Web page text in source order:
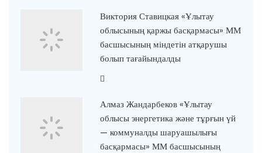
Виктория Ставицкая «Ұлытау
облысының қаржы басқармасы» ММ
басшысының міндетін атқарушы
болып тағайындалды
Алмаз Жандарбеков «Ұлытау
облысы энергетика және тұрғын үй
— коммуналды шаруашылығы
басқармасы» ММ басшысының